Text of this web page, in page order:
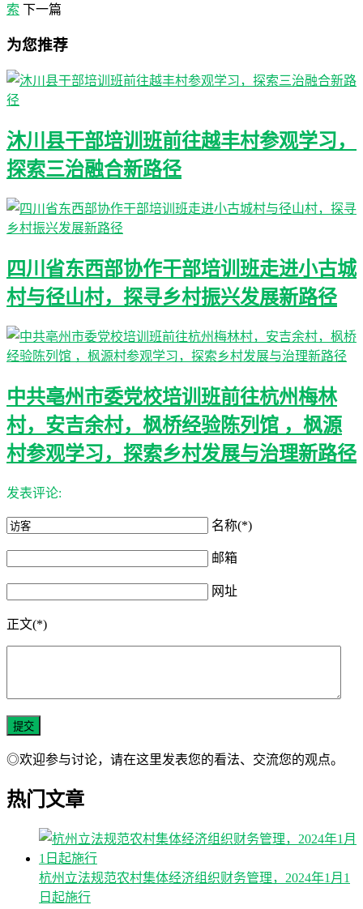
索 下一篇
为您推荐
沐川县干部培训班前往越丰村参观学习，
探索三治融合新路径
四川省东西部协作干部培训班走进小古城
村与径山村，探寻乡村振兴发展新路径
中共亳州市委党校培训班前往杭州梅林
村，安吉余村，枫桥经验陈列馆 ，枫源
村参观学习，探索乡村发展与治理新路径
发表评论:
名称(*)
邮箱
网址
正文(*)
◎欢迎参与讨论，请在这里发表您的看法、交流您的观点。
热门文章
杭州立法规范农村集体经济组织财务管理，2024年1月1
日起施行